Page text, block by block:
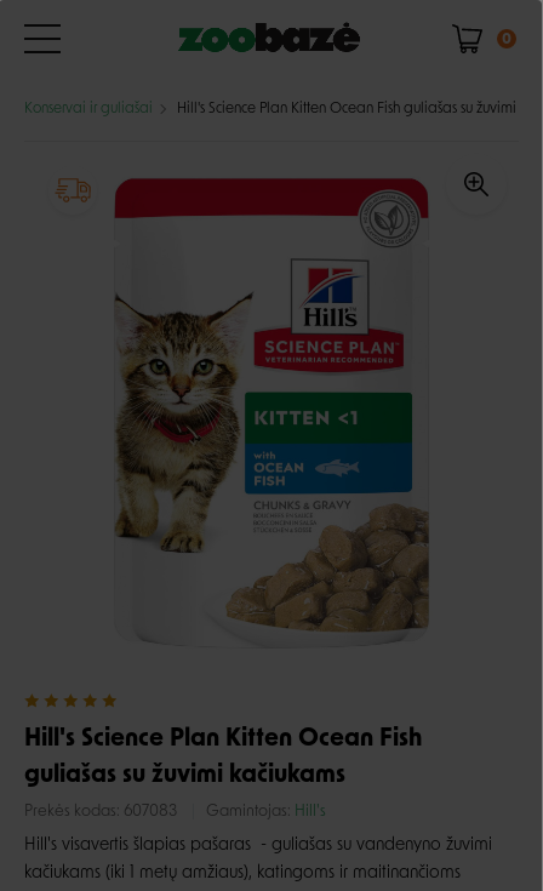
0
Konservai ir guliašai Hill's Science Plan Kitten Ocean Fish guliašas su žuvimi
Hill's Science Plan Kitten Ocean Fish
guliašas su žuvimi kačiukams
Prekės kodas: 607083 Gamintojas: Hill's
Hill's visavertis šlapias pašaras - guliašas su vandenyno žuvimi
kačiukams (iki 1 metų amžiaus), katingoms ir maitinančioms